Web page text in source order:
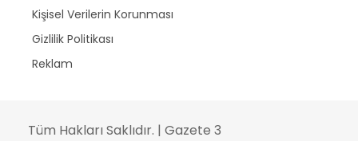
Kişisel Verilerin Korunması
Gizlilik Politikası
Reklam
Tüm Hakları Saklıdır. | Gazete 3